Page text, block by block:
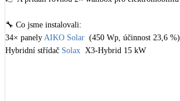
🔧 Co jsme instalovali:
34× panely AIKO Solar
  (450 Wp, účinnost 23,6 %)
Hybridní střídač Solax
  X3-Hybrid 15 kW